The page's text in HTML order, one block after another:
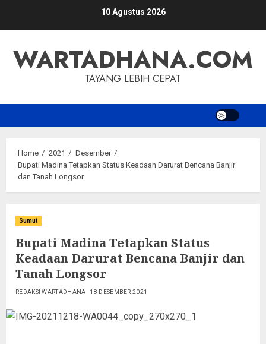
10 Agustus 2026
WARTADHANA.COM
TAYANG LEBIH CEPAT
Home 2021
Desember
Bupati Madina Tetapkan Status Keadaan Darurat Bencana Banjir
dan Tanah Longsor
Sumut
Bupati Madina Tetapkan Status
Keadaan Darurat Bencana Banjir dan
Tanah Longsor
REDAKSI WARTADHANA 18 DESEMBER 2021